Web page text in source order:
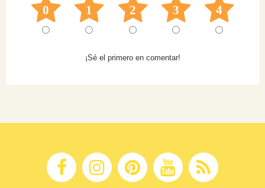
0 1 2 3 4
¡Sé el primero en comentar!